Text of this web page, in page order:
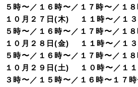
５時〜／１６時〜／１７時〜／１
１０月２７日(木) １１時〜／１３
５時〜／１６時〜／１７時〜／１
１０月２８日(金) １１時〜／１３
５時〜／１６時〜／１７時〜／１
１０月２９日(土) １０時〜／１１
３時〜／１５時〜／１６時〜１７時